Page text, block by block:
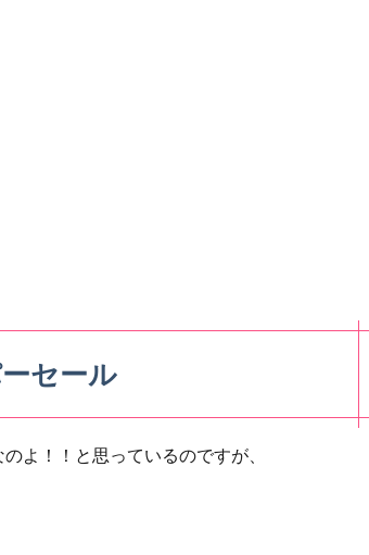
セール
よ！！と思っているのですが、